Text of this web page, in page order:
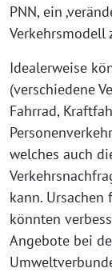
PNN, ein
Verkehrsmodell
Idealerweise
(verschiedene
Fahrrad,
welches auch
kann.
könnten
Angebote bei